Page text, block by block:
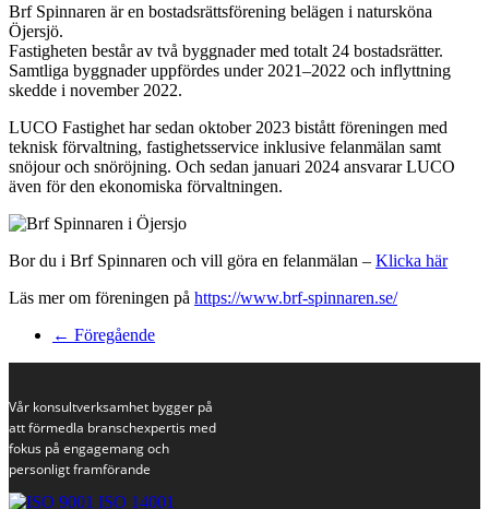
Brf Spinnaren är en bostadsrättsförening belägen i natursköna
Öjersjö.
Fastigheten består av två byggnader med totalt 24 bostadsrätter.
Samtliga byggnader uppfördes under 2021–2022 och inflyttning
skedde i november 2022.
LUCO Fastighet har sedan oktober 2023 bistått föreningen med
teknisk förvaltning, fastighetsservice inklusive felanmälan samt
snöjouroch snöröjning. Och sedan januari 2024 ansvarar LUCO
även för den ekonomiska förvaltningen.
Bor du i Brf Spinnaren och vill göra en felanmälan – Klicka här
Läs mer om föreningen på https://www.brf-spinnaren.se/
← Föregående
Vår konsultverksamhet bygger på
att förmedla branschexpertis med
fokus på engagemang och
personligt framförande